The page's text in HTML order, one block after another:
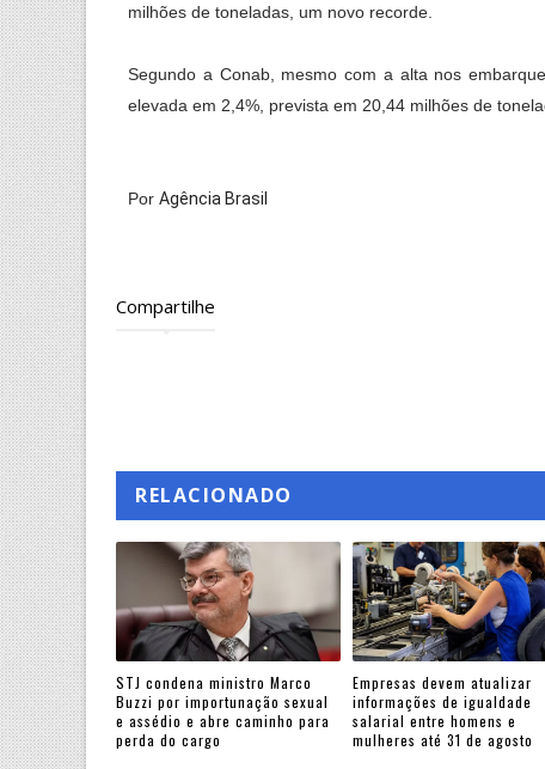
milhões de toneladas, um novo recorde.
Segundo a Conab, mesmo com a alta nos
elevada em 2,4%, prevista em 20,44 milhões de
Por Agência Brasil
Compartilhe
RELACIONADO
STJ condena ministro Marco
Buzzi por importunação sexual
e assédio e abre caminho para
perda do cargo
Empresas devem atualizar
informações de igualdade
salarial entre homens e
mulheres até 31 de agosto